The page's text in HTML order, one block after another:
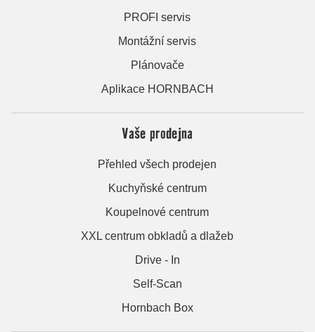
PROFI servis
Montážní servis
Plánovače
Aplikace HORNBACH
Vaše prodejna
Přehled všech prodejen
Kuchyňské centrum
Koupelnové centrum
XXL centrum obkladů a dlažeb
Drive - In
Self-Scan
Hornbach Box